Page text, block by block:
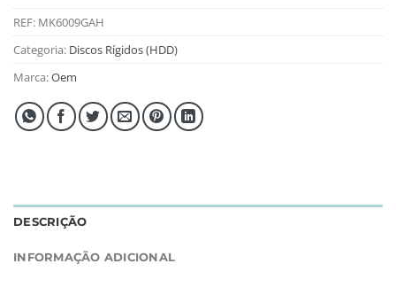
REF: MK6009GAH
Categoria: Discos Rígidos (HDD)
Marca:Oem
DESCRIÇÃO
INFORMAÇÃO ADICIONAL